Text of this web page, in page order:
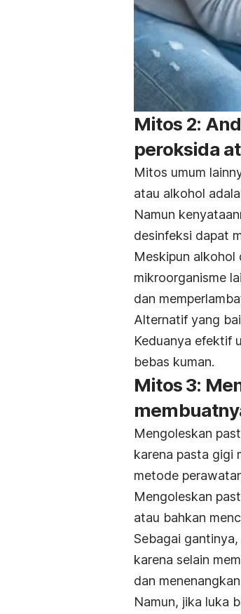
Mitos 2:
peroksida
Mitos umum
atau alkohol
Namun
desinfeksi dapat
Meskipun alkohol
mikroorganisme
dan
Alternatif yang
Keduanya efektif
bebas kuman.
Mitos 3:
Mengoleskan
karena pasta gigi
metode
Mengoleskan
atau bahkan
Sebagai
karena selain
dan
Namun, jika luka